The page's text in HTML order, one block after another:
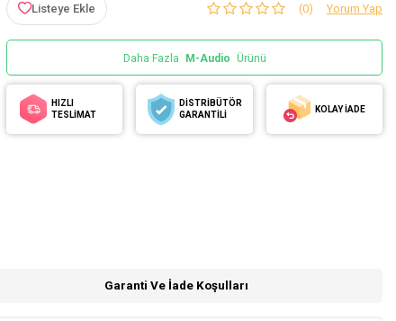
Listeye Ekle (0) Yorum Yap
Daha Fazla M-Audio Ürünü
HIZLI
TESLİMAT
DİSTRİBÜTÖR
GARANTİLİ
KOLAY İADE
Garanti Ve İade Koşulları